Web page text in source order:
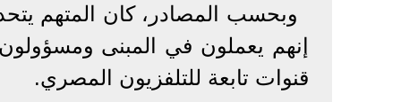
وبحسب المصادر، كان المتهم
إنهم يعملون في المبنى ومسؤولون
قنوات تابعة للتلفزيون المصري.